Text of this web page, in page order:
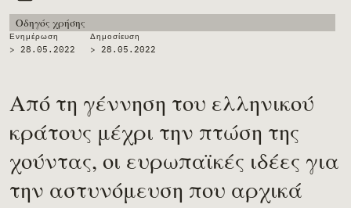
Ενημέρωση
> 28.05.2022
Δημοσίευση
> 28.05.2022
Οδηγός χρήσης
Από τη γέννηση του ελληνικού
κράτους μέχρι την πτώση της
χούντας, οι ευρωπαϊκές ιδέες για
την αστυνόμευση που αρχικά